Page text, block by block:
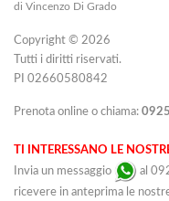
di Vincenzo Di Grado
Copyright © 2026
Tutti i diritti riservati.
PI 02660580842
Prenota online o chiama:
TI INTERESSANO LE
Invia un messaggio
al
ricevere in anteprima le